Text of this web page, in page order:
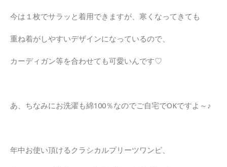
今は１枚でサラッと着用できますが、寒くなってきても
重ね着がしやすいデザインになっているので、
カーディガン等を合わせても可愛いんです♡
あ、ちなみにお洗濯も綿100％なのでご自宅でOKですよ～♪
年中お使い頂けるクラシカルプリーツワンピ、